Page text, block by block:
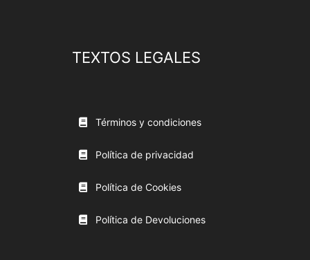
TEXTOS LEGALES
Términos y condiciones
Política de privacidad
Política de Cookies
Política de Devoluciones